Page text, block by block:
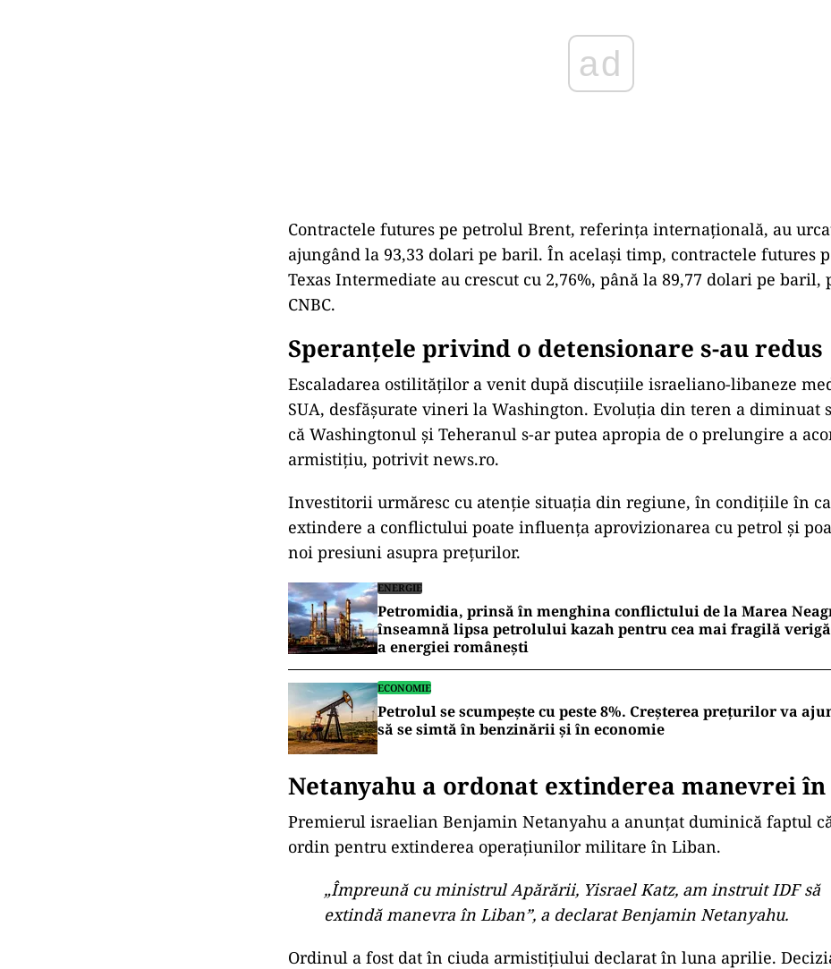
Contractele futures pe petrolul Brent, referința internațională, au
ajungând la 93,33 dolari pe baril. În același timp, contractele futures
Texas Intermediate au crescut cu 2,76%, până la 89,77 dolari pe baril,
CNBC.
Speranțele privind o detensionare s-au redus
Escaladarea ostilităților a venit după discuțiile israeliano-libaneze
SUA, desfășurate vineri la Washington. Evoluția din teren a diminuat
că Washingtonul și Teheranul s-ar putea apropia de o prelungire a
armistițiu, potrivit news.ro.
Investitorii urmăresc cu atenție situația din regiune, în condițiile în
extindere a conflictului poate influența aprovizionarea cu petrol și
noi presiuni asupra prețurilor.
ENERGIE
Petromidia, prinsă în menghina conflictului de la Marea
înseamnă lipsa petrolului kazah pentru cea mai fragilă
a energiei românești
ECONOMIE
Petrolul se scumpește cu peste 8%. Creșterea prețurilor va
să se simtă în benzinării și în economie
Netanyahu a ordonat extinderea manevrei
Premierul israelian Benjamin Netanyahu a anunțat duminică faptul
ordin pentru extinderea operațiunilor militare în Liban.
„Împreună cu ministrul Apărării, Yisrael Katz, am instruit IDF să
extindă manevra în Liban”, a declarat Benjamin Netanyahu.
Ordinul a fost dat în ciuda armistițiului declarat în luna aprilie.